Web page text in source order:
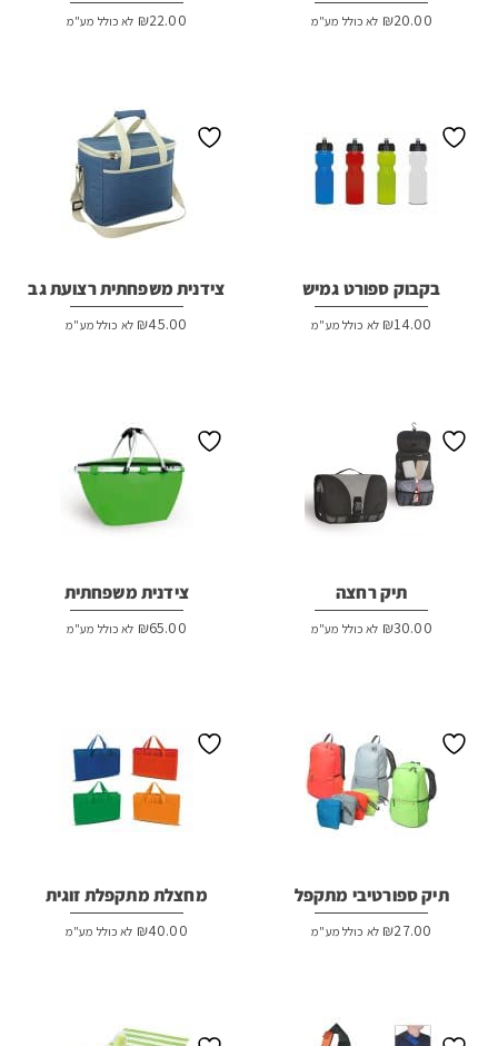
₪20.00 לא כולל מע"מ ₪22.00 לא כולל מע"מ
בקבוק ספורט גמיש
₪14.00 לא כולל מע"מ
צידנית משפחתית רצועת גב
₪45.00 לא כולל מע"מ
תיק רחצה
₪30.00 לא כולל מע"מ
צידנית משפחתית
₪65.00 לא כולל מע"מ
תיק ספורטיבי מתקפל
₪27.00 לא כולל מע"מ
מחצלת מתקפלת זוגית
₪40.00 לא כולל מע"מ